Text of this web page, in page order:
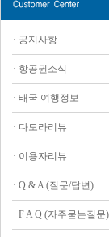
· 공지사항
· 항공권소식
· 태국 여행정보
· 다도라리뷰
· 이용자리뷰
· Q & A (질문/답변)
· F A Q (자주묻는질문)